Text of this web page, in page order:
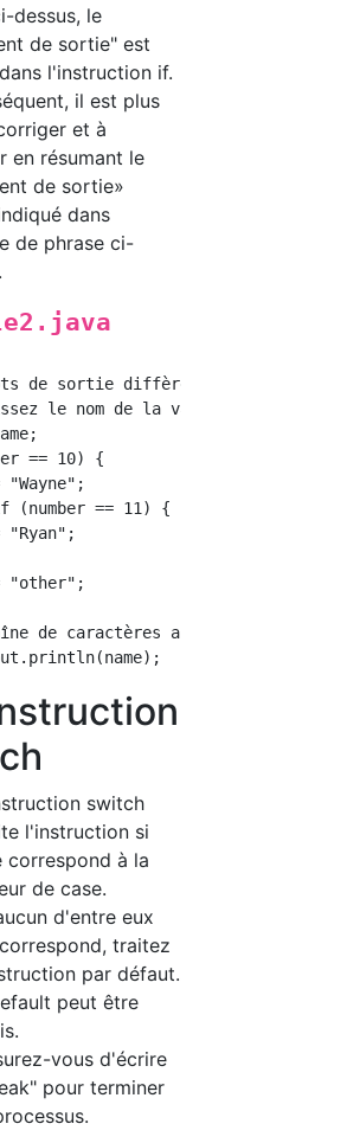
dessus, le
de sortie" est
l'instruction if.
il est plus
et à
en résumant le
de sortie»
dans
de phrase ci-
de sortie diffèrent selon la
le nom de la variable.
== 10) {
"Wayne";
== 11) {
"Ryan";
"other";
de caractères affectée au nom
switch
l'instruction si
correspond à la
de case.
d'entre eux
traitez
par défaut.
peut être
vous d'écrire
pour terminer